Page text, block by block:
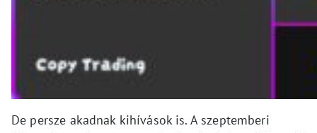
De persze akadnak kihívások is. A szeptemberi